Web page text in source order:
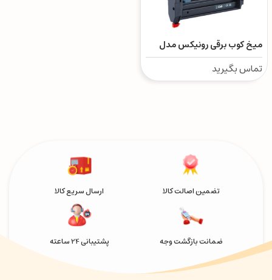
میخ کوب برقی رونیکس مدل
7530
تماس بگیرید
تضمین اصالت کالا ارسال سریع کالا
ضمانت بازگشت وجه پشتیبانی 24 ساعته